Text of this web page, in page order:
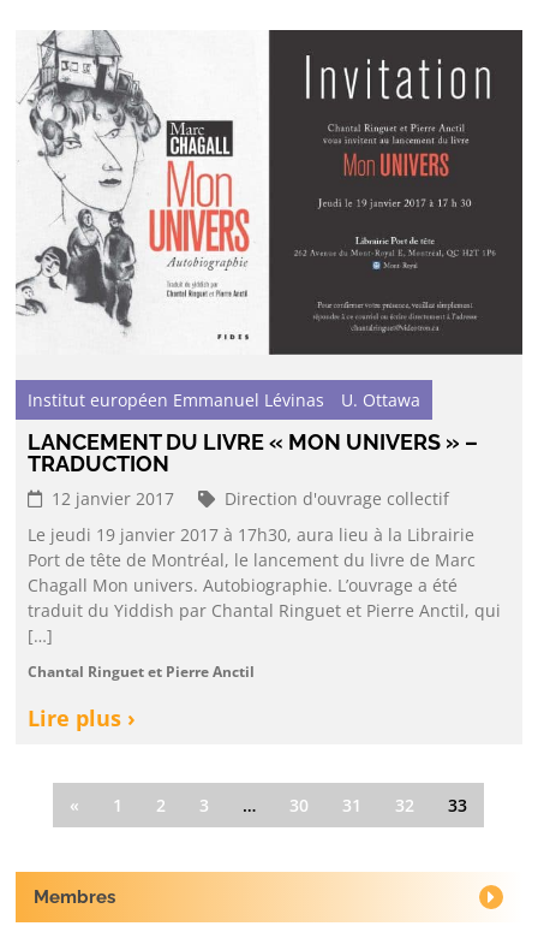
Institut européen Emmanuel Lévinas U. Ottawa
LANCEMENT DU LIVRE « MON UNIVERS » –
TRADUCTION
12 janvier 2017
Direction d'ouvrage collectif
Le jeudi 19 janvier 2017 à 17h30, aura lieu à la Librairie
Port de tête de Montréal, le lancement du livre de Marc
Chagall Mon univers. Autobiographie. L’ouvrage a été
traduit du Yiddish par Chantal Ringuet et Pierre Anctil, qui
[…]
Chantal Ringuet et Pierre Anctil
Lire plus ›
« 1 2 3 … 30 31 32 33
Membres